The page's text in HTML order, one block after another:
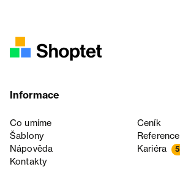
Informace
Co umíme
Ceník
Šablony
Reference
Nápověda
Kariéra 5
Kontakty